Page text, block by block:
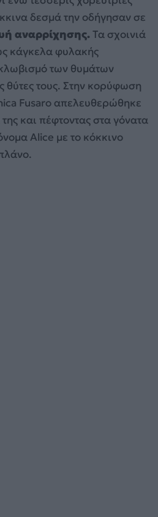
δεσμά την οδήγησαν σε
αναρρίχησης.Τα σχοινιά
κάγκελα φυλακής
των θυμάτων
θύτες τους. Στην κορύφωση
Fusaro απελευθερώθηκε
και πέφτοντας στα γόνατα
Alice με το κόκκινο